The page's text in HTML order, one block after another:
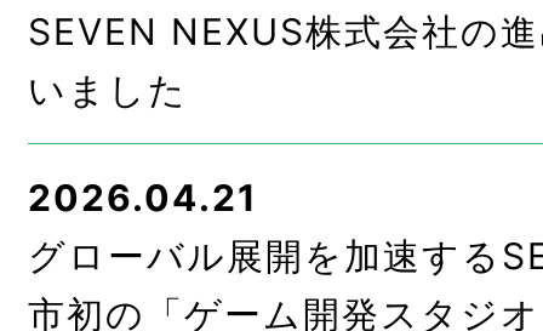
SEVEN NEXUS株式会社の
いました
2026.04.21
グローバル展開を加速する
市初の「ゲーム開発スタジ